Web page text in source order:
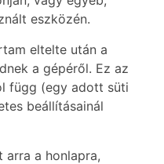
eszközén.
eltelte után a
a gépéről. Ez az
függ (egy adott süti
beállításainál
arra a honlapra,